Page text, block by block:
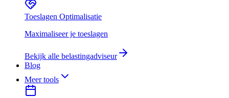
Toeslagen Optimalisatie
Maximaliseer je toeslagen
Bekijk alle belastingadviseur
Blog
Meer tools